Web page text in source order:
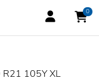
0
R21 105Y XL